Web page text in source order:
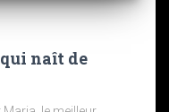
naît de